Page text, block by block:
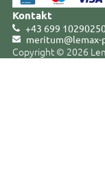
Kontakt
+43 699
meritum@lemax-
Copyright © 2026